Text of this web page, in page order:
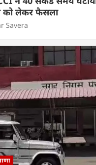
को लेकर फैसला
Savera